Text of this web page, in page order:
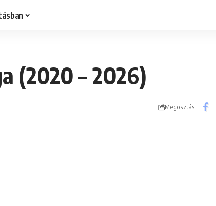
(2020 – 2026)
Megosztás